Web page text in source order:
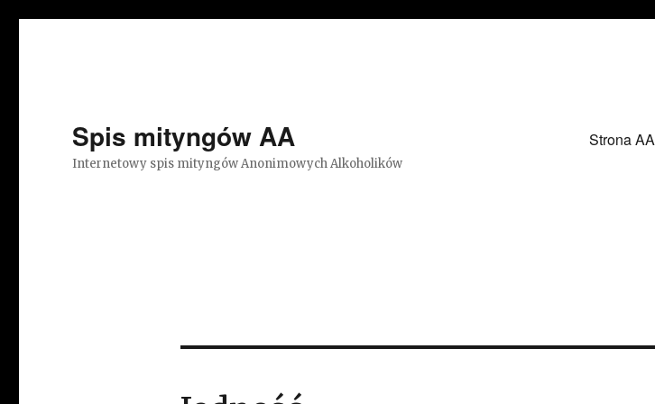
Spis mityngów AA
Internetowy spis mityngów Anonimowych Alkoholików
Strona AA